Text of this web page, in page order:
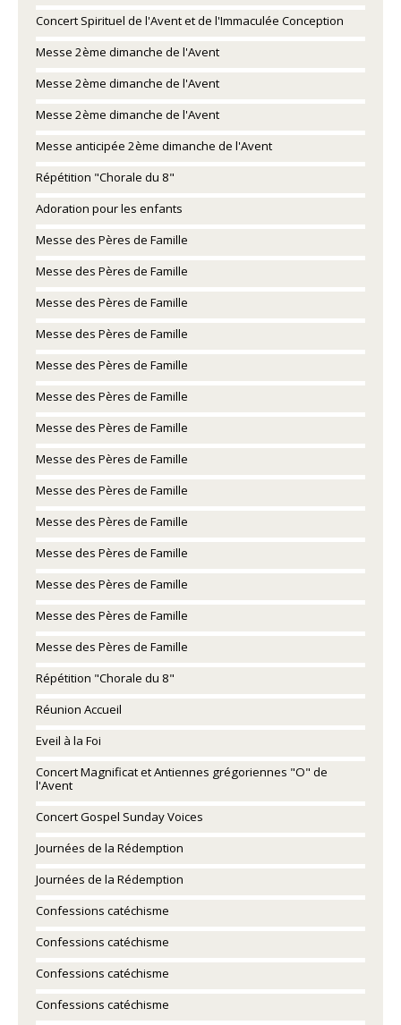
Concert Spirituel de l'Avent et de l'Immaculée Conception
Messe 2ème dimanche de l'Avent
Messe 2ème dimanche de l'Avent
Messe 2ème dimanche de l'Avent
Messe anticipée 2ème dimanche de l'Avent
Répétition "Chorale du 8"
Adoration pour les enfants
Messe des Pères de Famille
Messe des Pères de Famille
Messe des Pères de Famille
Messe des Pères de Famille
Messe des Pères de Famille
Messe des Pères de Famille
Messe des Pères de Famille
Messe des Pères de Famille
Messe des Pères de Famille
Messe des Pères de Famille
Messe des Pères de Famille
Messe des Pères de Famille
Messe des Pères de Famille
Messe des Pères de Famille
Répétition "Chorale du 8"
Réunion Accueil
Eveil à la Foi
Concert Magnificat et Antiennes grégoriennes "O" de
l'Avent
Concert Gospel Sunday Voices
Journées de la Rédemption
Journées de la Rédemption
Confessions catéchisme
Confessions catéchisme
Confessions catéchisme
Confessions catéchisme